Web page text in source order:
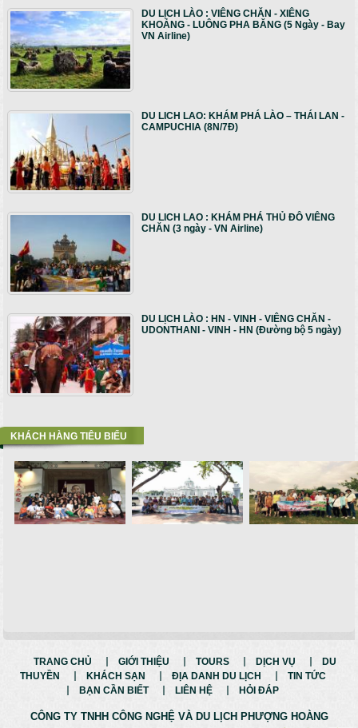
DU LỊCH LÀO : VIÊNG CHĂN - XIÊNG
KHOẢNG - LUÔNG PHA BĂNG (5 Ngày - Bay
VN Airline)
DU LICH LAO: KHÁM PHÁ LÀO – THÁI LAN -
CAMPUCHIA (8N/7Đ)
DU LICH LAO : KHÁM PHÁ THỦ ĐÔ VIÊNG
CHĂN (3 ngày - VN Airline)
DU LỊCH LÀO : HN - VINH - VIÊNG CHĂN -
UDONTHANI - VINH - HN (Đường bộ 5 ngày)
KHÁCH HÀNG TIÊU BIỂU
TRANG CHỦ GIỚI THIỆU TOURS DỊCH VỤ
DU
THUYỀN
KHÁCH SẠN ĐỊA DANH DU LỊCH
TIN TỨC
BẠN CẦN BIẾT
LIÊN HỆ HỎI ĐÁP
CÔNG TY TNHH CÔNG NGHỆ VÀ DU LỊCH PHƯỢNG HOÀNG